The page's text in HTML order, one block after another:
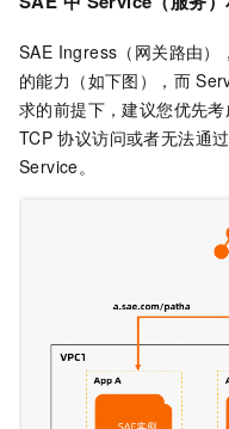
SAE Ingress（网关路由）
的能力（如下图），而
求的前提下，建议您优先
TCP 协议访问或者无法通
Service。